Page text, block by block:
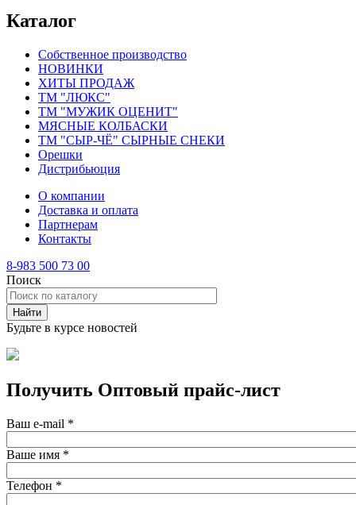
Каталог
Собственное производство
НОВИНКИ
ХИТЫ ПРОДАЖ
ТМ "ЛЮКС"
ТМ "МУЖИК ОЦЕНИТ"
МЯСНЫЕ КОЛБАСКИ
ТМ "СЫР-ЧЁ" СЫРНЫЕ СНЕКИ
Орешки
Дистрибьюция
О компании
Доставка и оплата
Партнерам
Контакты
8-983 500 73 00
Поиск
Будьте в курсе новостей
Получить Оптовый прайс-лист
Ваш e-mail *
Ваше имя *
Телефон *